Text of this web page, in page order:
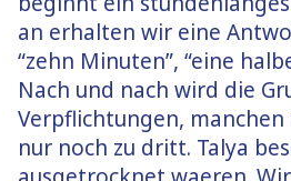
an erhalten wir eine
“zehn Minuten”, “eine
Nach und nach wird die
Verpflichtungen,
nur noch zu dritt. Talya